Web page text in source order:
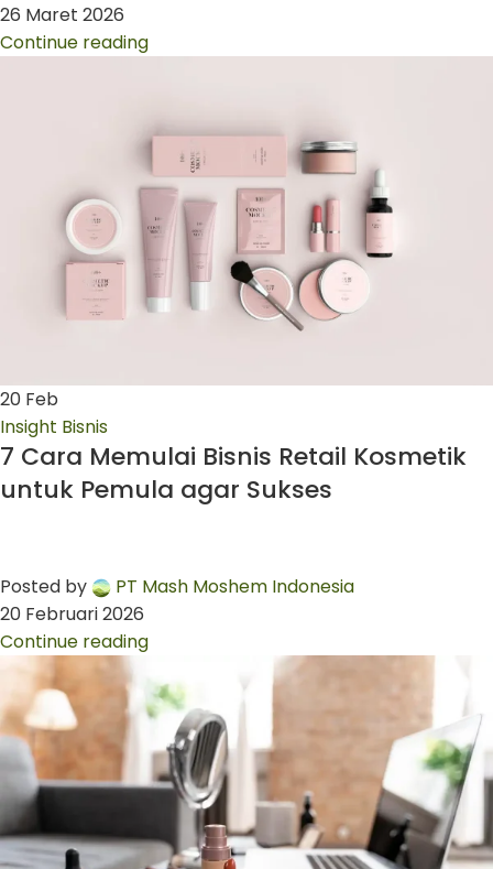
26 Maret 2026
Continue reading
20 Feb
Insight Bisnis
7 Cara Memulai Bisnis Retail Kosmetik
untuk Pemula agar Sukses
Posted by
PT Mash Moshem Indonesia
20 Februari 2026
Continue reading